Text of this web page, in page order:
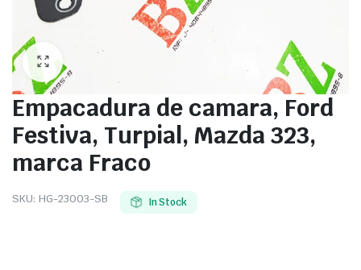
Empacadura de camara, Ford
Festiva, Turpial, Mazda 323,
marca Fraco
SKU: HG-23003-SB In Stock